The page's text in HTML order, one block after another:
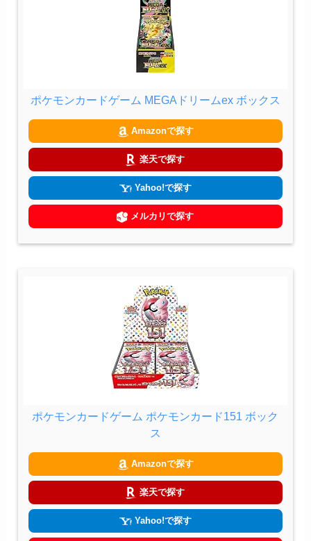
ポケモンカードゲーム MEGAドリームex ボックス
Amazonで探す
楽天で探す
Yahoo!で探す
メルカリで探す
ポケモンカードゲーム ポケモンカード151 ボック
ス
Amazonで探す
楽天で探す
Yahoo!で探す